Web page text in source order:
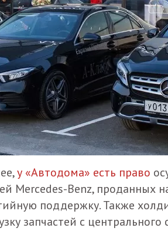
у «Автодома» есть право
Mercedes-Benz, проданных
поддержку. Также
запчастей с центрального